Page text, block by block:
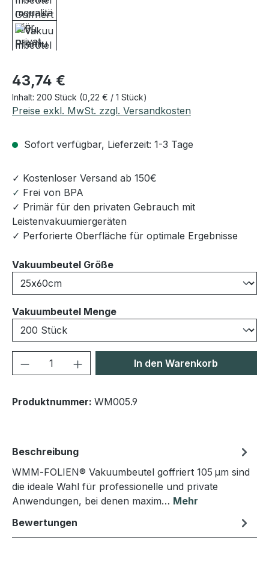
Regulärer Preis:
43,74 €
Inhalt: 200 Stück (0,22 € / 1 Stück)
Preise exkl. MwSt. zzgl. Versandkosten
Sofort verfügbar, Lieferzeit: 1-3 Tage
✓ Kostenloser Versand ab 150€
✓ Frei von BPA
✓ Primär für den privaten Gebrauch mit
Leistenvakuumiergeräten
✓ Perforierte Oberfläche für optimale Ergebnisse
Vakuumbeutel Größeauswählen
Vakuumbeutel Mengeauswählen
Produkt Anzahl: Gib denIn den Warenkorb
Produktnummer: WM005.9
Beschreibung
WMM‑FOLIEN® Vakuumbeutel goffriert 105 µm sind
die ideale Wahl für professionelle und private
Anwendungen, bei denen maxim… Mehr
Bewertungen